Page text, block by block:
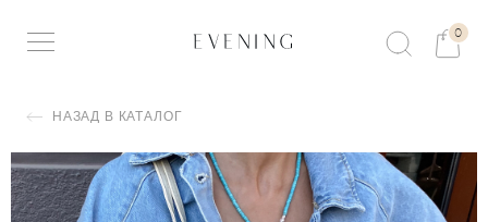
0
НАЗАД В КАТАЛОГ